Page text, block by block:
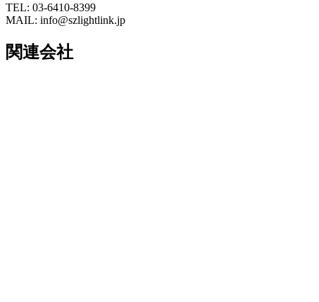
TEL: 03-6410-8399
MAIL: info@szlightlink.jp
関連会社